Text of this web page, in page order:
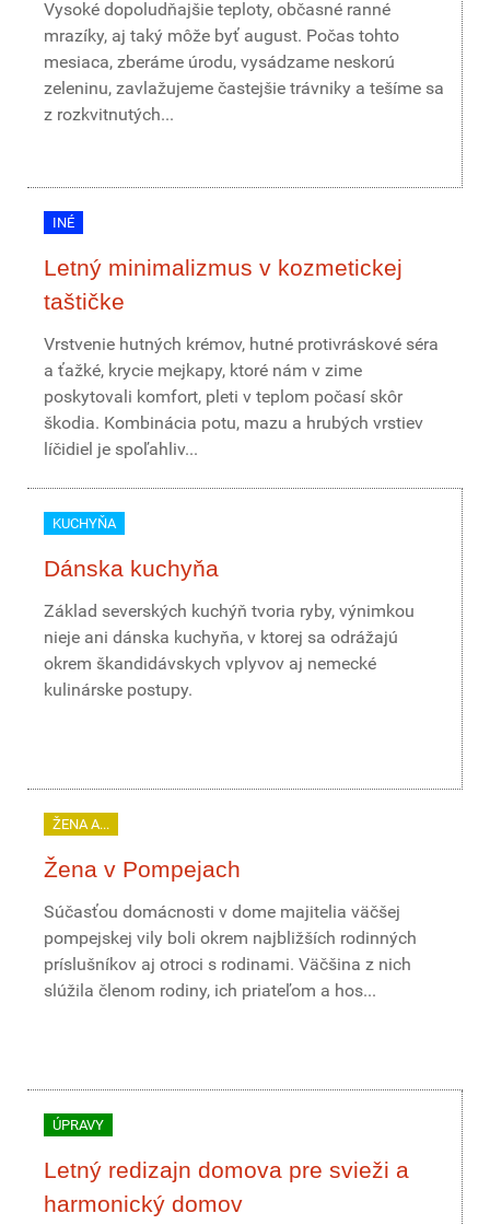
Vysoké dopoludňajšie teploty, občasné ranné
mrazíky, aj taký môže byť august. Počas tohto
mesiaca, zberáme úrodu, vysádzame neskorú
zeleninu, zavlažujeme častejšie trávniky a tešíme sa
z rozkvitnutých...
INÉ
Letný minimalizmus v kozmetickej
taštičke
Vrstvenie hutných krémov, hutné protivráskové séra
a ťažké, krycie mejkapy, ktoré nám v zime
poskytovali komfort, pleti v teplom počasí skôr
škodia. Kombinácia potu, mazu a hrubých vrstiev
líčidiel je spoľahliv...
KUCHYŇA
Dánska kuchyňa
Základ severských kuchýň tvoria ryby, výnimkou
nieje ani dánska kuchyňa, v ktorej sa odrážajú
okrem škandidávskych vplyvov aj nemecké
kulinárske postupy.
ŽENA A...
Žena v Pompejach
Súčasťou domácnosti v dome majitelia väčšej
pompejskej vily boli okrem najbližších rodinných
príslušníkov aj otroci s rodinami. Väčšina z nich
slúžila členom rodiny, ich priateľom a hos...
ÚPRAVY
Letný redizajn domova pre svieži a
harmonický domov